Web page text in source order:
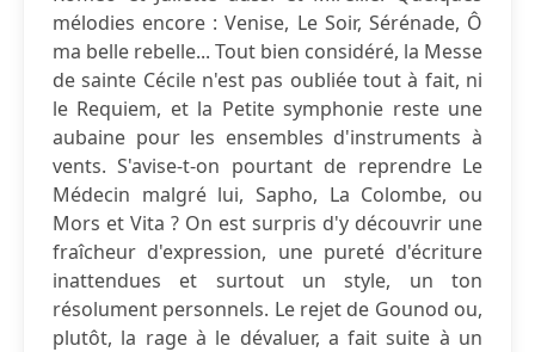
mélodies encore : Venise, Le Soir, Sérénade, Ô
ma belle rebelle... Tout bien considéré, la Messe
de sainte Cécile n'est pas oubliée tout à fait, ni
le Requiem, et la Petite symphonie reste une
aubaine pour les ensembles d'instruments à
vents. S'avise-t-on pourtant de reprendre Le
Médecin malgré lui, Sapho, La Colombe, ou
Mors et Vita ? On est surpris d'y découvrir une
fraîcheur d'expression, une pureté d'écriture
inattendues et surtout un style, un ton
résolument personnels. Le rejet de Gounod ou,
plutôt, la rage à le dévaluer, a fait suite à un